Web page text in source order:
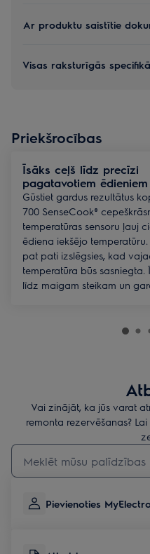
Ar produktu saistītie
Visas raksturīgās
Priekšrocības
Īsāks ceļš līdz precīzi
pagatavotiem ēdieniem
Gūstiet gardus rezultātus
700 SenseCook®
temperatūras sensoru ļauj
ēdiena iekšējo temperatūru.
pat pati izslēgsies, kad
temperatūra būs sasniegta.
līdz maigam steikam un
Vai zinājāt, ka jūs varat
remonta rezervēšanas?
Rakstiet, lai meklētu rakstus par
Pievienoties